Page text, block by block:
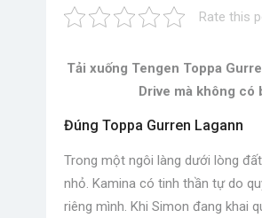
Rate this
Tải xuống Tengen Toppa
Drive mà không có
Đúng Toppa Gurren Lagann
Trong một ngôi làng dưới lòng
nhỏ. Kamina có tinh thần tự do
riêng mình. Khi Simon đang khai